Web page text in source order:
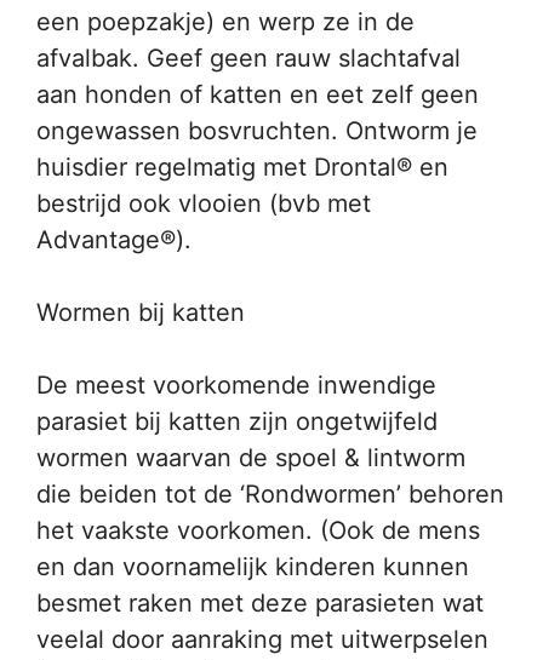
een poepzakje) en werp ze in de
afvalbak. Geef geen rauw slachtafval
aan honden of katten en eet zelf geen
ongewassen bosvruchten. Ontworm je
huisdier regelmatig met Drontal® en
bestrijd ook vlooien (bvb met
Advantage®).
Wormen bij katten
De meest voorkomende inwendige
parasiet bij katten zijn ongetwijfeld
wormen waarvan de spoel & lintworm
die beiden tot de ‘Rondwormen’ behoren
het vaakste voorkomen. (Ook de mens
en dan voornamelijk kinderen kunnen
besmet raken met deze parasieten wat
veelal door aanraking met uitwerpselen